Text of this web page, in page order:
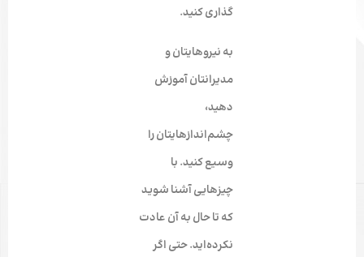
گذاری کنید.
به نیروهایتان و
مدیرانتان آموزش
دهید،
چشم‌اندازهایتان را
وسیع کنید. با
چیزهایی آشنا شوید
که تا حال به آن عادت
نکرده‌اید. حتی اگر